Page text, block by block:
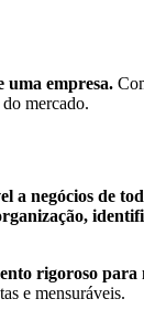
uma empresa.
mercado.
a negócios de
rigoroso
e mensuráveis.